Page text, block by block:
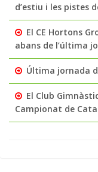
d’estiu i les pistes
El CE Hortons
abans de l’última
Última jornada
El Club
Campionat de